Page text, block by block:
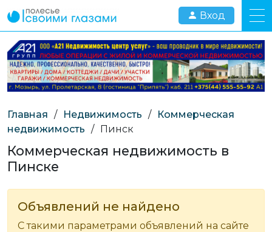
Вход
Главная / Недвижимость /
Коммерческая
недвижимость / Пинск
Коммерческая недвижимость в
Пинске
Объявлений не найдено
С такими параметрами объявлений на сайте